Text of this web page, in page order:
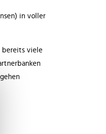
in voller
bereits viele